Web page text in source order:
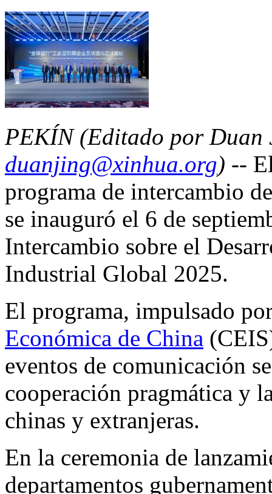
PEKÍN (Editado por Duan
duanjing@xinhua.org) --
programa de intercambio
se inauguró el 6 de
Intercambio sobre el
Industrial Global 2025.
El programa, impulsado
Económica de China
eventos de comunicación
cooperación pragmática y
chinas y extranjeras.
En la ceremonia de
departamentos